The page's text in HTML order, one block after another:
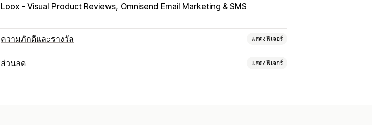
Loox ‑ Visual Product Reviews Omnisend Email Marketing & SMS
ความภักดีและรางวัล แสดงฟีเจอร์
ประเภทโปรแกรม
ส่วนลด แสดงฟีเจอร์